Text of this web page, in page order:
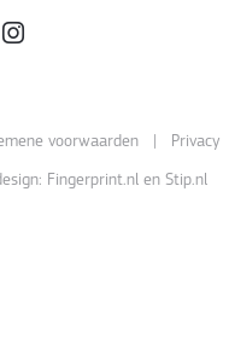
bdvereniging/
instagram.com/
voorwaarden| Privacy
Fingerprint.nlen Stip.nl